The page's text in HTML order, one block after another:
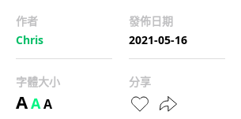
作者
Chris
發佈日期
2021-05-16
字體大小
AAA
分享